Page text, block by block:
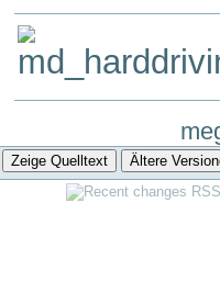
Zeige Quelltext Ältere